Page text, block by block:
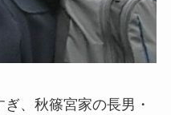
、秋篠宮家の長男・